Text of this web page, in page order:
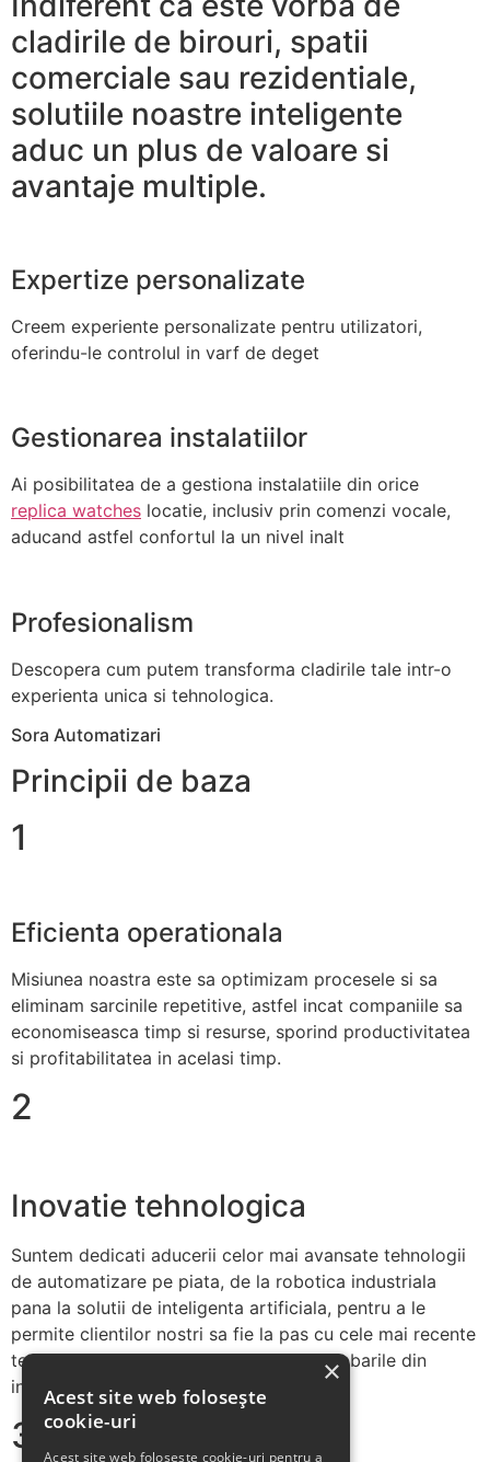
cladirile de birouri, spatii
comerciale sau rezidentiale,
solutiile noastre inteligente
aduc un plus de valoare si
avantaje multiple.
Expertize personalizate
Creem experiente personalizate pentru utilizatori,
oferindu-le controlul in varf de deget
Gestionarea instalatiilor
Ai posibilitatea de a gestiona instalatiile din orice
replica watches locatie, inclusiv prin comenzi vocale,
aducand astfel confortul la un nivel inalt
Profesionalism
Descopera cum putem transforma cladirile tale intr-o
experienta unica si tehnologica.
Sora Automatizari
Principii de baza
1
Eficienta operationala
Misiunea noastra este sa optimizam procesele si sa
eliminam sarcinile repetitive, astfel incat companiile sa
economiseasca timp si resurse, sporind productivitatea
si profitabilitatea in acelasi timp.
2
Inovatie tehnologica
Suntem dedicati aducerii celor mai avansate tehnologii
de automatizare pe piata, de la robotica industriala
pana la solutii de inteligenta artificiala, pentru a le
permite clientilor nostri sa fie la pas cu cele mai recente
tendinte si sa se adapteze rapid la schimbarile din
industrie.
3
×
Acest site web folosește
cookie-uri
Acest site web folosește cookie-uri pentru a